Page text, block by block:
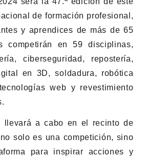
de formación profesional,
y aprendices de más de 65
competirán en 59 disciplinas,
ciberseguridad, repostería,
en 3D, soldadura, robótica
web y revestimiento
llevará a cabo en el recinto de
solo es una competición, sino
para inspirar acciones y